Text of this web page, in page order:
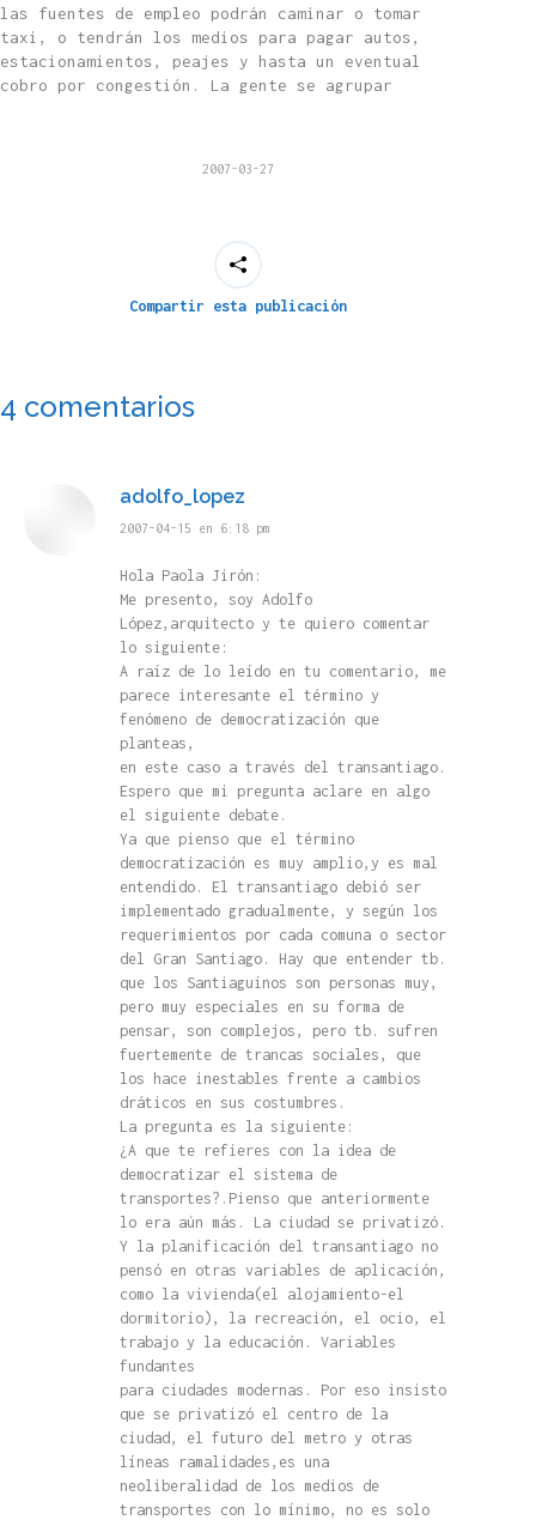
las fuentes de empleo podrán caminar o tomar
taxi, o tendrán los medios para pagar autos,
estacionamientos, peajes y hasta un eventual
cobro por congestión. La gente se agrupar
2007-03-27
Compartir esta publicación
4 comentarios
adolfo_lopez
dice:
2007-04-15 en 6:18 pm
Hola Paola Jirón:
Me presento, soy Adolfo
López,arquitecto y te quiero comentar
lo siguiente:
A raíz de lo leído en tu comentario, me
parece interesante el término y
fenómeno de democratización que
planteas,
en este caso a través del transantiago.
Espero que mi pregunta aclare en algo
el siguiente debate.
Ya que pienso que el término
democratización es muy amplio,y es mal
entendido. El transantiago debió ser
implementado gradualmente, y según los
requerimientos por cada comuna o sector
del Gran Santiago. Hay que entender tb.
que los Santiaguinos son personas muy,
pero muy especiales en su forma de
pensar, son complejos, pero tb. sufren
fuertemente de trancas sociales, que
los hace inestables frente a cambios
dráticos en sus costumbres.
La pregunta es la siguiente:
¿A que te refieres con la idea de
democratizar el sistema de
transportes?.Pienso que anteriormente
lo era aún más. La ciudad se privatizó.
Y la planificación del transantiago no
pensó en otras variables de aplicación,
como la vivienda(el alojamiento-el
dormitorio), la recreación, el ocio, el
trabajo y la educación. Variables
fundantes
para ciudades modernas. Por eso insisto
que se privatizó el centro de la
ciudad, el futuro del metro y otras
líneas ramalidades,es una
neoliberalidad de los medios de
transportes con lo mínimo, no es solo